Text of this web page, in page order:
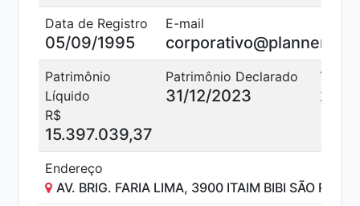
Data de Registro
05/09/1995
E-mail
Patrimônio
Líquido
R$
15.397.039,37
Patrimônio Declarado
31/12/2023
Endereço
AV. BRIG. FARIA LIMA, 3900 ITAIM BIBI SÃO